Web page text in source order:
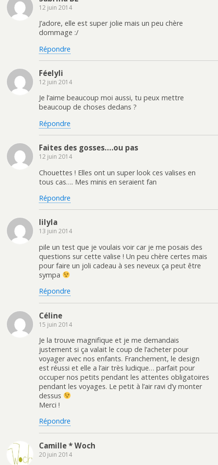
r
)
t
r
)
n
o
v
e
l
f
e
n
t
r
e
n
o
u
v
f
e
)
12 juin 2014
J’adore, elle est super jolie mais un peu chère
dommage :/
Répondre
Féelyli
12 juin 2014
Je l’aime beaucoup moi aussi, tu peux mettre
beaucoup de choses dedans ?
Répondre
Faites des gosses….ou pas
12 juin 2014
Chouettes ! Elles ont un super look ces valises en
tous cas…. Mes minis en seraient fan
Répondre
lilyla
13 juin 2014
pile un test que je voulais voir car je me posais des
questions sur cette valise ! Un peu chère certes mais
pour faire un joli cadeau à ses neveux ça peut être
sympa
Répondre
Céline
15 juin 2014
Je la trouve magnifique et je me demandais
justement si ça valait le coup de l’acheter pour
voyager avec nos enfants. Franchement, le design
est réussi et elle a l’air très ludique… parfait pour
occuper nos petits pendant les attentes obligatoires
pendant les voyages. Le petit à l’air ravi d’y monter
dessus
Merci !
Répondre
Camille * Woch
20 juin 2014